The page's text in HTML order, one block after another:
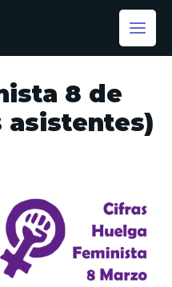
8 de
asistentes)